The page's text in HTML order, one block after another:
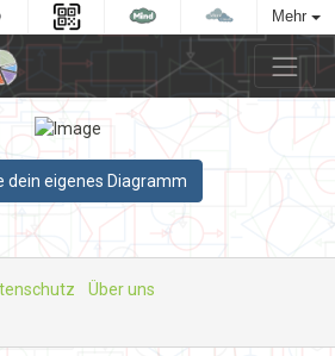
Mehr
dein eigenes Diagramm
Über uns